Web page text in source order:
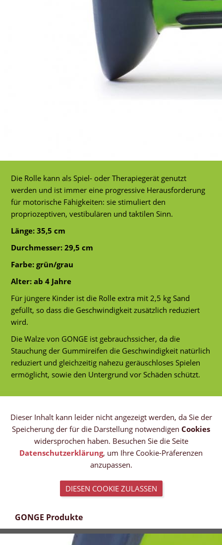
Die Rolle kann als Spiel- oder Therapiegerät genutzt
werden und ist immer eine progressive Herausforderung
für motorische Fähigkeiten: sie stimuliert den
propriozeptiven, vestibulären und taktilen Sinn.
Länge: 35,5 cm
Durchmesser: 29,5 cm
Farbe: grün/grau
Alter: ab 4 Jahre
Für jüngere Kinder ist die Rolle extra mit 2,5 kg Sand
gefüllt, so dass die Geschwindigkeit zusätzlich reduziert
wird.
Die Walze von GONGE ist gebrauchssicher, da die
Stauchung der Gummireifen die Geschwindigkeit natürlich
reduziert und gleichzeitig nahezu geräuschloses Spielen
ermöglicht, sowie den Untergrund vor Schäden schützt.
Dieser Inhalt kann leider nicht angezeigt werden, da Sie der
Speicherung der für die Darstellung notwendigen Cookies
widersprochen haben. Besuchen Sie die Seite
Datenschutzerklärung, um Ihre Cookie-Präferenzen
anzupassen.
DIESEN COOKIE ZULASSEN
GONGE Produkte